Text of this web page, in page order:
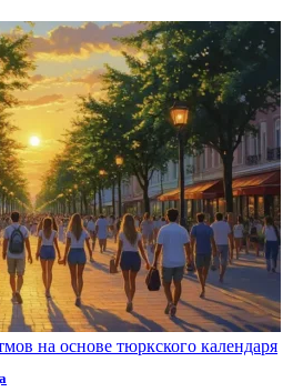
на основе тюркского календаря